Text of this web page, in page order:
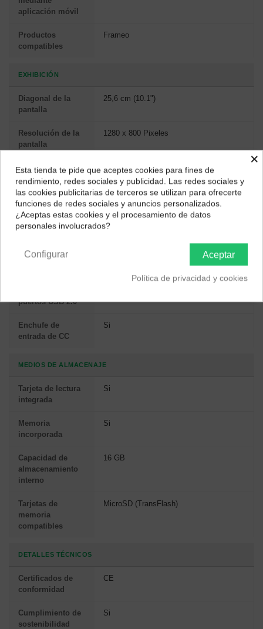
aplicación móvil
Productos
compatibles
Frameo
EXHIBICIÓN
Diagonal de la
pantalla
25,6 cm (10.1")
Resolución de la
pantalla
1280 x 800 Pixeles
Pantalla IPS
Pantalla táctil Si
PUERTOS E INTERFACES
puertos USB 2.0
Enchufe de
entrada de CC
Si
MEDIOS DE ALMACENAJE
Tarjeta de lectura
integrada
Si
Memoria
incorporada
Si
Capacidad de
almacenamiento
interno
16 GB
Tarjetas de
memoria
compatibles
MicroSD (TransFlash)
DETALLES TÉCNICOS
Certificados de
conformidad
CE
Cumplimiento de
sostenibilidad
Si
¿Dónde deseas recibir tu pedido?
Selecciona tu ubicación para mostrarte los precios e
impuestos correctos para tu región.
×
Esta tienda te pide que aceptes cookies para fines de
rendimiento, redes sociales y publicidad. Las redes sociales y
las cookies publicitarias de terceros se utilizan para ofrecerte
funciones de redes sociales y anuncios personalizados.
¿Aceptas estas cookies y el procesamiento de datos
personales involucrados?
Aceptar
Configurar
Política de privacidad y cookies